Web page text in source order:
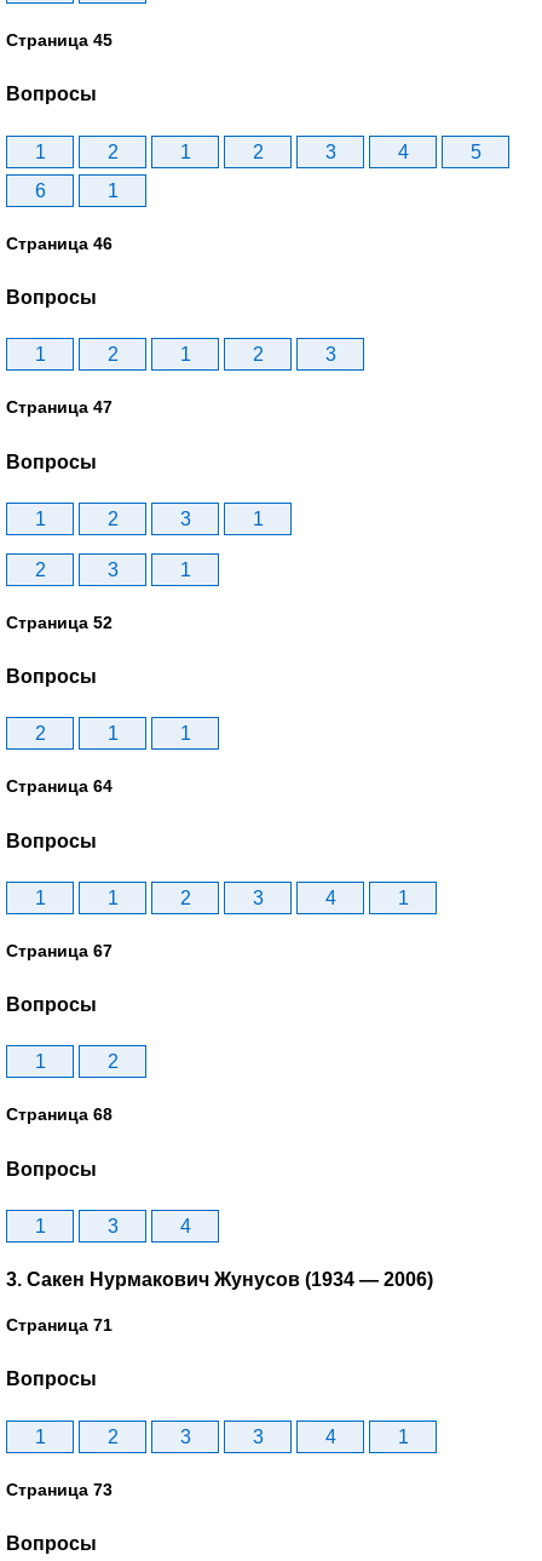
Страница 45
Вопросы
1 2 1 2 3 4
5
6
1
Страница 46
Вопросы
1 2 1 2 3
Страница 47
Вопросы
1 2 3 1
2 3 1
Страница 52
Вопросы
2 1 1
Страница 64
Вопросы
1 1 2 3 4 1
Страница 67
Вопросы
1 2
Страница 68
Вопросы
1 3 4
3. Сакен Нурмакович Жунусов (1934 — 2006)
Страница 71
Вопросы
1 2 3 3 4 1
Страница 73
Вопросы